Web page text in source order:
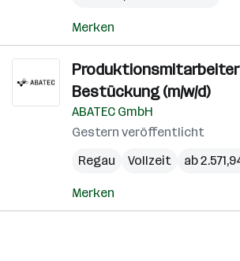
Merken
Produktionsmitarbeiter
Bestückung (m/w/d)
ABATEC GmbH
Gestern veröffentlicht
Regau
Vollzeit ab
Merken